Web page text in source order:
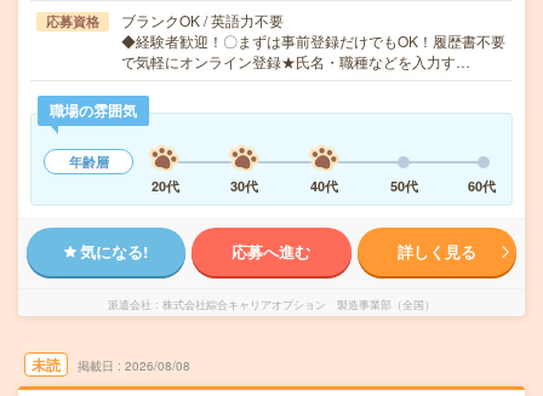
応募資格
ブランクOK / 英語力不要
◆経験者歓迎！〇まずは事前登録だけでもOK！履歴書不要
で気軽にオンライン登録★氏名・職種などを入力す…
職場の雰囲気
年齢層
20代
30代 40代 50代 60代
気になる! 応募へ進む 詳しく見る
派遣会社 株式会社綜合キャリアオプション 製造事業部（全国）
未読 掲載日 2026/08/08